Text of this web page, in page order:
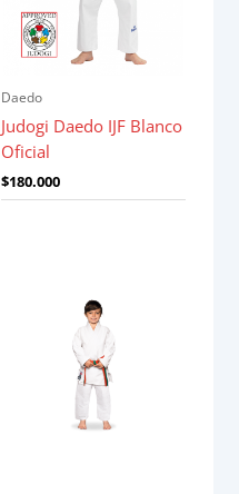
Daedo
Judogi Daedo IJF Blanco
Oficial
$180.000